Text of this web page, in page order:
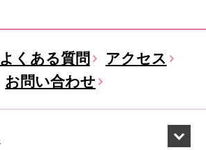
よくある質問
アクセス
お問い合わせ